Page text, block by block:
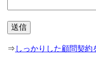
⇒ しっかりした顧問契約